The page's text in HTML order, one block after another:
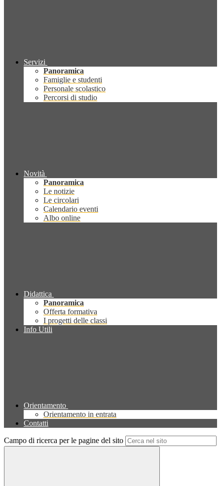
Servizi
Panoramica
Famiglie e studenti
Personale scolastico
Percorsi di studio
Novità
Panoramica
Le notizie
Le circolari
Calendario eventi
Albo online
Didattica
Panoramica
Offerta formativa
I progetti delle classi
Info Utili
Orientamento
Orientamento in entrata
Contatti
Campo di ricerca per le pagine del sito